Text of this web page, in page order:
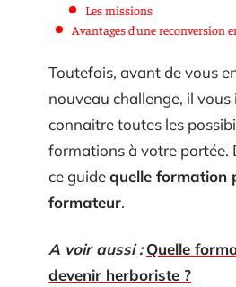
Les missions
Avantages d’une reconversion
Toutefois, avant de vous
nouveau challenge, il vous
connaitre toutes les
formations à votre portée.
ce guidequelle formation
formateur.
A voir aussi : Quelle
devenir herboriste ?